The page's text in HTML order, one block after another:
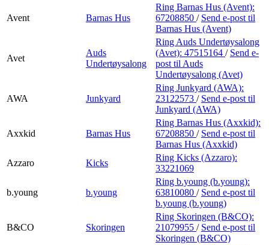
Avent Barnas Hus
Ring Barnas Hus (Avent):
67208850 / Send e-post til
Barnas Hus (Avent)
Avet
Auds
Undertøysalong
Ring Auds Undertøysalong
(Avet): 47515164 / Send e-
post til Auds
Undertøysalong (Avet)
AWA Junkyard
Ring Junkyard (AWA):
23122573 / Send e-post til
Junkyard (AWA)
Axxkid Barnas Hus
Ring Barnas Hus (Axxkid):
67208850 / Send e-post til
Barnas Hus (Axxkid)
Azzaro
Kicks
Ring Kicks (Azzaro):
33221069
b.young b.young
Ring b.young (b.young):
63810080 / Send e-post til
b.young (b.young)
B&CO Skoringen
Ring Skoringen (B&CO):
21079955 / Send e-post til
Skoringen (B&CO)